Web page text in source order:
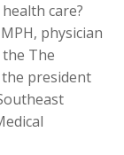
care?
physician
The
the president